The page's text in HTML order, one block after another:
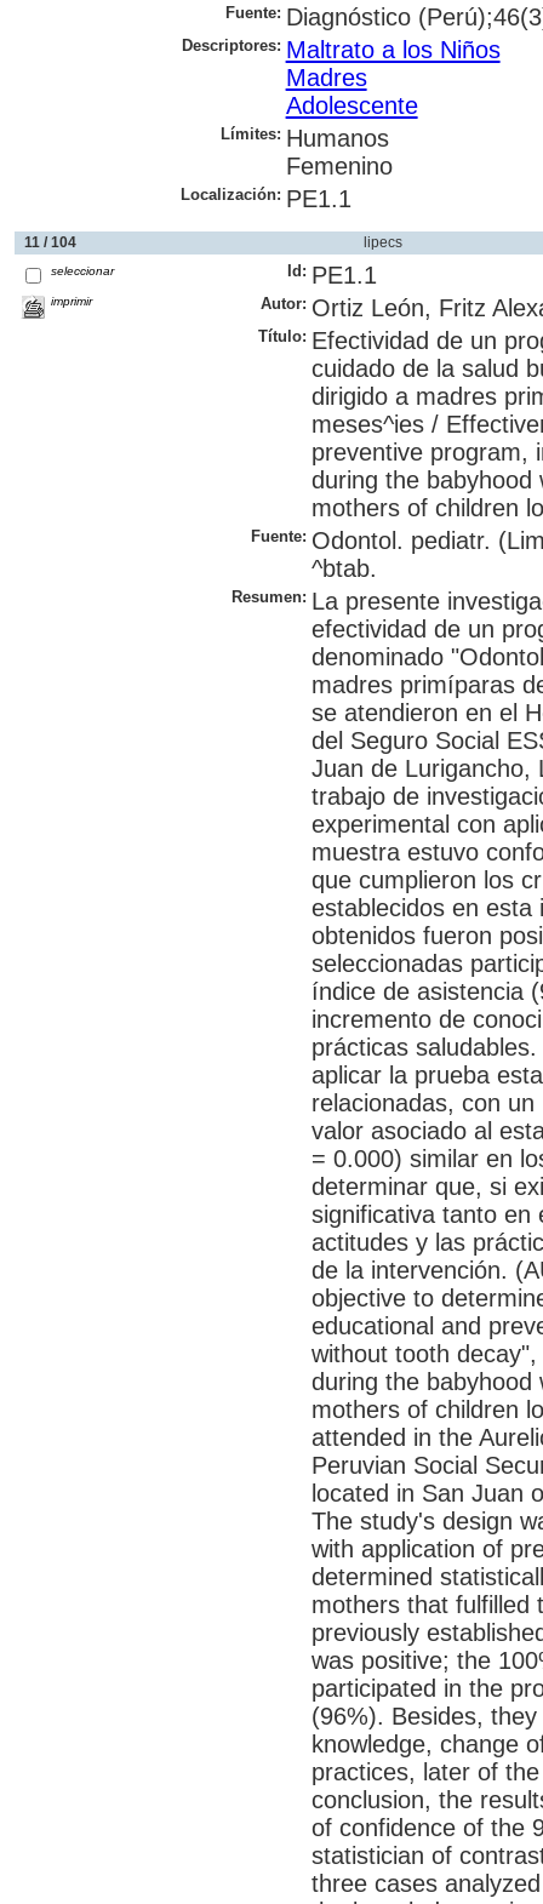
Fuente: Diagnóstico
Descriptores: Maltrato a los Niños
Madres
Adolescente
Límites: Humanos
Femenino
Localización: PE1.1
11 / 104 lipecs
seleccionar
imprimir
Id: PE1.1
Autor: Ortiz León, Fritz
Título: Efectividad de un
cuidado de la salud
dirigido a madres
meses^ies /
preventive program,
during the babyhood
mothers of children
Fuente: Odontol. pediatr.
^btab.
Resumen: La presente
efectividad de un
denominado
madres primíparas
se atendieron en el
del Seguro Social
Juan de Lurigancho,
trabajo de
experimental con
muestra estuvo
que cumplieron los
establecidos en esta
obtenidos fueron
seleccionadas
índice de asistencia
incremento de
prácticas
aplicar la prueba
relacionadas, con
valor asociado al
= 0.000) similar en
determinar que, si
significativa tanto en
actitudes y las
de la intervención.
objective to
educational and
without tooth
during the babyhood
mothers of children
attended in the
Peruvian Social
located in San Juan
The study's design
with application of
determined
mothers that fulfilled
previously
was positive; the
participated in the
(96%). Besides,
knowledge, change
practices, later of
conclusion, the
of confidence of the
statistician of
three cases